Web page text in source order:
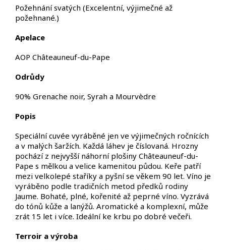
Požehnání svatých (Excelentní, výjimečné až
požehnané.)
Apelace
AOP Châteauneuf-du-Pape
Odrůdy
90% Grenache noir, Syrah a Mourvèdre
Popis
Speciální cuvée vyráběné jen ve výjimečných ročnících
a v malých šaržích. Každá láhev je číslovaná. Hrozny
pochází z nejvyšší náhorní plošiny Châteauneuf-du-
Pape s mělkou a velice kamenitou půdou. Keře patří
mezi velkolepé staříky a pyšní se věkem 90 let. Víno je
vyráběno podle tradičních metod předků rodiny
Jaume. Bohaté, plné, kořenité až peprné víno. Vyzrává
do tónů kůže a lanýžů. Aromatické a komplexní, může
zrát 15 let i více. Ideální ke krbu po dobré večeři.
Terroir a výroba